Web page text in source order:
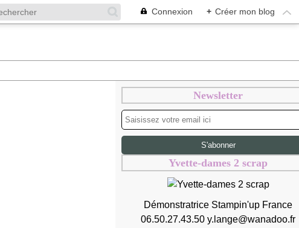
Connexion + Créer mon blog
Newsletter
Yvette-dames 2 scrap
Démonstratrice Stampin'up France
06.50.27.43.50 y.lange@wanadoo.fr